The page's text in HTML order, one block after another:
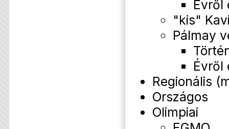
Évről
"kis"
Pálmay
Évről
Regionális
Országos
Olimpiai